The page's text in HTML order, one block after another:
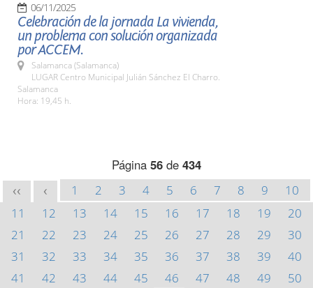
06/11/2025
Celebración de la jornada La vivienda,
un problema con solución organizada
por ACCEM.
Salamanca (Salamanca)
LUGAR Centro Municipal Julián Sánchez El Charro.
Salamanca
Hora: 19,45 h.
Página 56 de 434
<< < 1 2 3 4 5 6 7 8 9
10
11
12 13 14 15 16 17 18 19
20
21
22 23 24 25 26 27 28 29
30
31
32 33 34 35 36 37 38 39
40
41
42 43 44 45 46 47 48 49
50